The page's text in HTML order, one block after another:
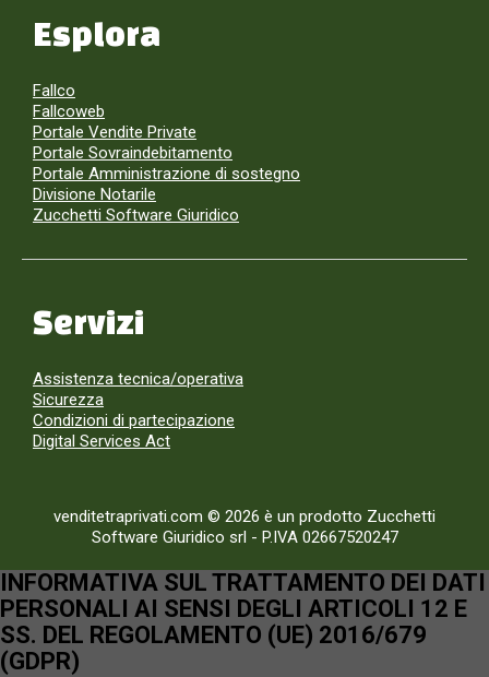
Esplora
Fallco
Fallcoweb
Portale Vendite Private
Portale Sovraindebitamento
Portale Amministrazione di sostegno
Divisione Notarile
Zucchetti Software Giuridico
Servizi
Assistenza tecnica/operativa
Sicurezza
Condizioni di partecipazione
Digital Services Act
venditetraprivati.com © 2026 è un prodotto Zucchetti
Software Giuridico srl - P.IVA 02667520247
INFORMATIVA SUL TRATTAMENTO DEI DATI
PERSONALI AI SENSI DEGLI ARTICOLI 12 E
SS. DEL REGOLAMENTO (UE) 2016/679
(GDPR)